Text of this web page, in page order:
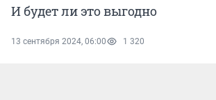
И будет ли это выгодно
13 сентября 2024, 06:00 1 320